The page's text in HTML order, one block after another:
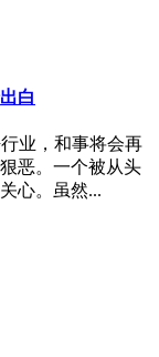
白
业，和事将会再
恶。一个被从头
心。虽然...